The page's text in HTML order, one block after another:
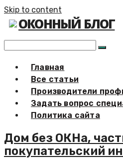
Skip to content
ОКОННЫЙ БЛОГ
Главная
Все статьи
Производители
Задать вопрос
Политика сайта
Дом без ОКНа,
покупательский